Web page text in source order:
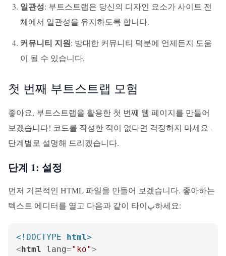
일관성: 부트스트랩은 당신의 디자인 요소가 사이트 전
체에서 일관성을 유지하도록 합니다.
커뮤니티 지원: 방대한 커뮤니티 덕분에 언제든지 도움
이 될 수 있습니다.
첫 번째 부트스트랩 모험
좋아요, 부트스트랩을 활용한 첫 번째 웹 페이지를 만들어
보겠습니다! 코드를 작성한 적이 없다면 걱정하지 마세요 -
단계별로 설명해 드리겠습니다.
단계 1: 설정
먼저 기본적인 HTML 파일을 만들어 보겠습니다. 좋아하는
텍스트 에디터를 열고 다음과 같이 타이پ하세요:
<!DOCTYPE html>
<html lang="ko">